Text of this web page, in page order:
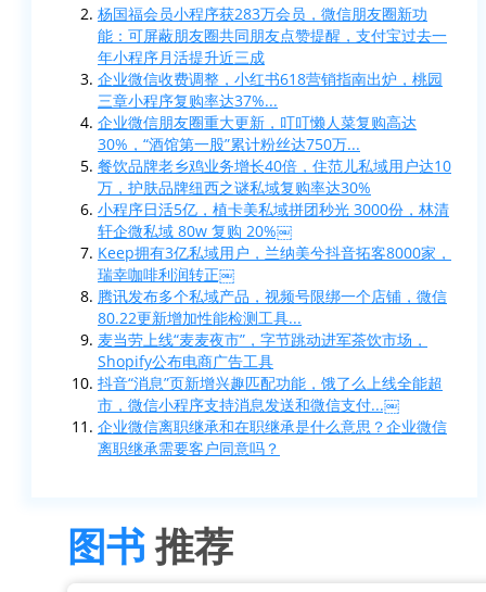
杨国福会员小程序获283万会员，微信朋友圈新功
能：可屏蔽朋友圈共同朋友点赞提醒，支付宝过去一
年小程序月活提升近三成
企业微信收费调整，小红书618营销指南出炉，桃园
三章小程序复购率达37%...
企业微信朋友圈重大更新，叮叮懒人菜复购高达
30%，“酒馆第一股”累计粉丝达750万...
餐饮品牌老乡鸡业务增长40倍，住范儿私域用户达10
万，护肤品牌纽西之谜私域复购率达30%
小程序日活5亿，植卡美私域拼团秒光 3000份，林清
轩企微私域 80w 复购 20%￼
Keep拥有3亿私域用户，兰纳美兮抖音拓客8000家，
瑞幸咖啡利润转正￼
腾讯发布多个私域产品，视频号限绑一个店铺，微信
80.22更新增加性能检测工具...
麦当劳上线“麦麦夜市”，字节跳动进军茶饮市场，
Shopify公布电商广告工具
抖音“消息”页新增兴趣匹配功能，饿了么上线全能超
市，微信小程序支持消息发送和微信支付...￼
企业微信离职继承和在职继承是什么意思？企业微信
离职继承需要客户同意吗？
图书推荐